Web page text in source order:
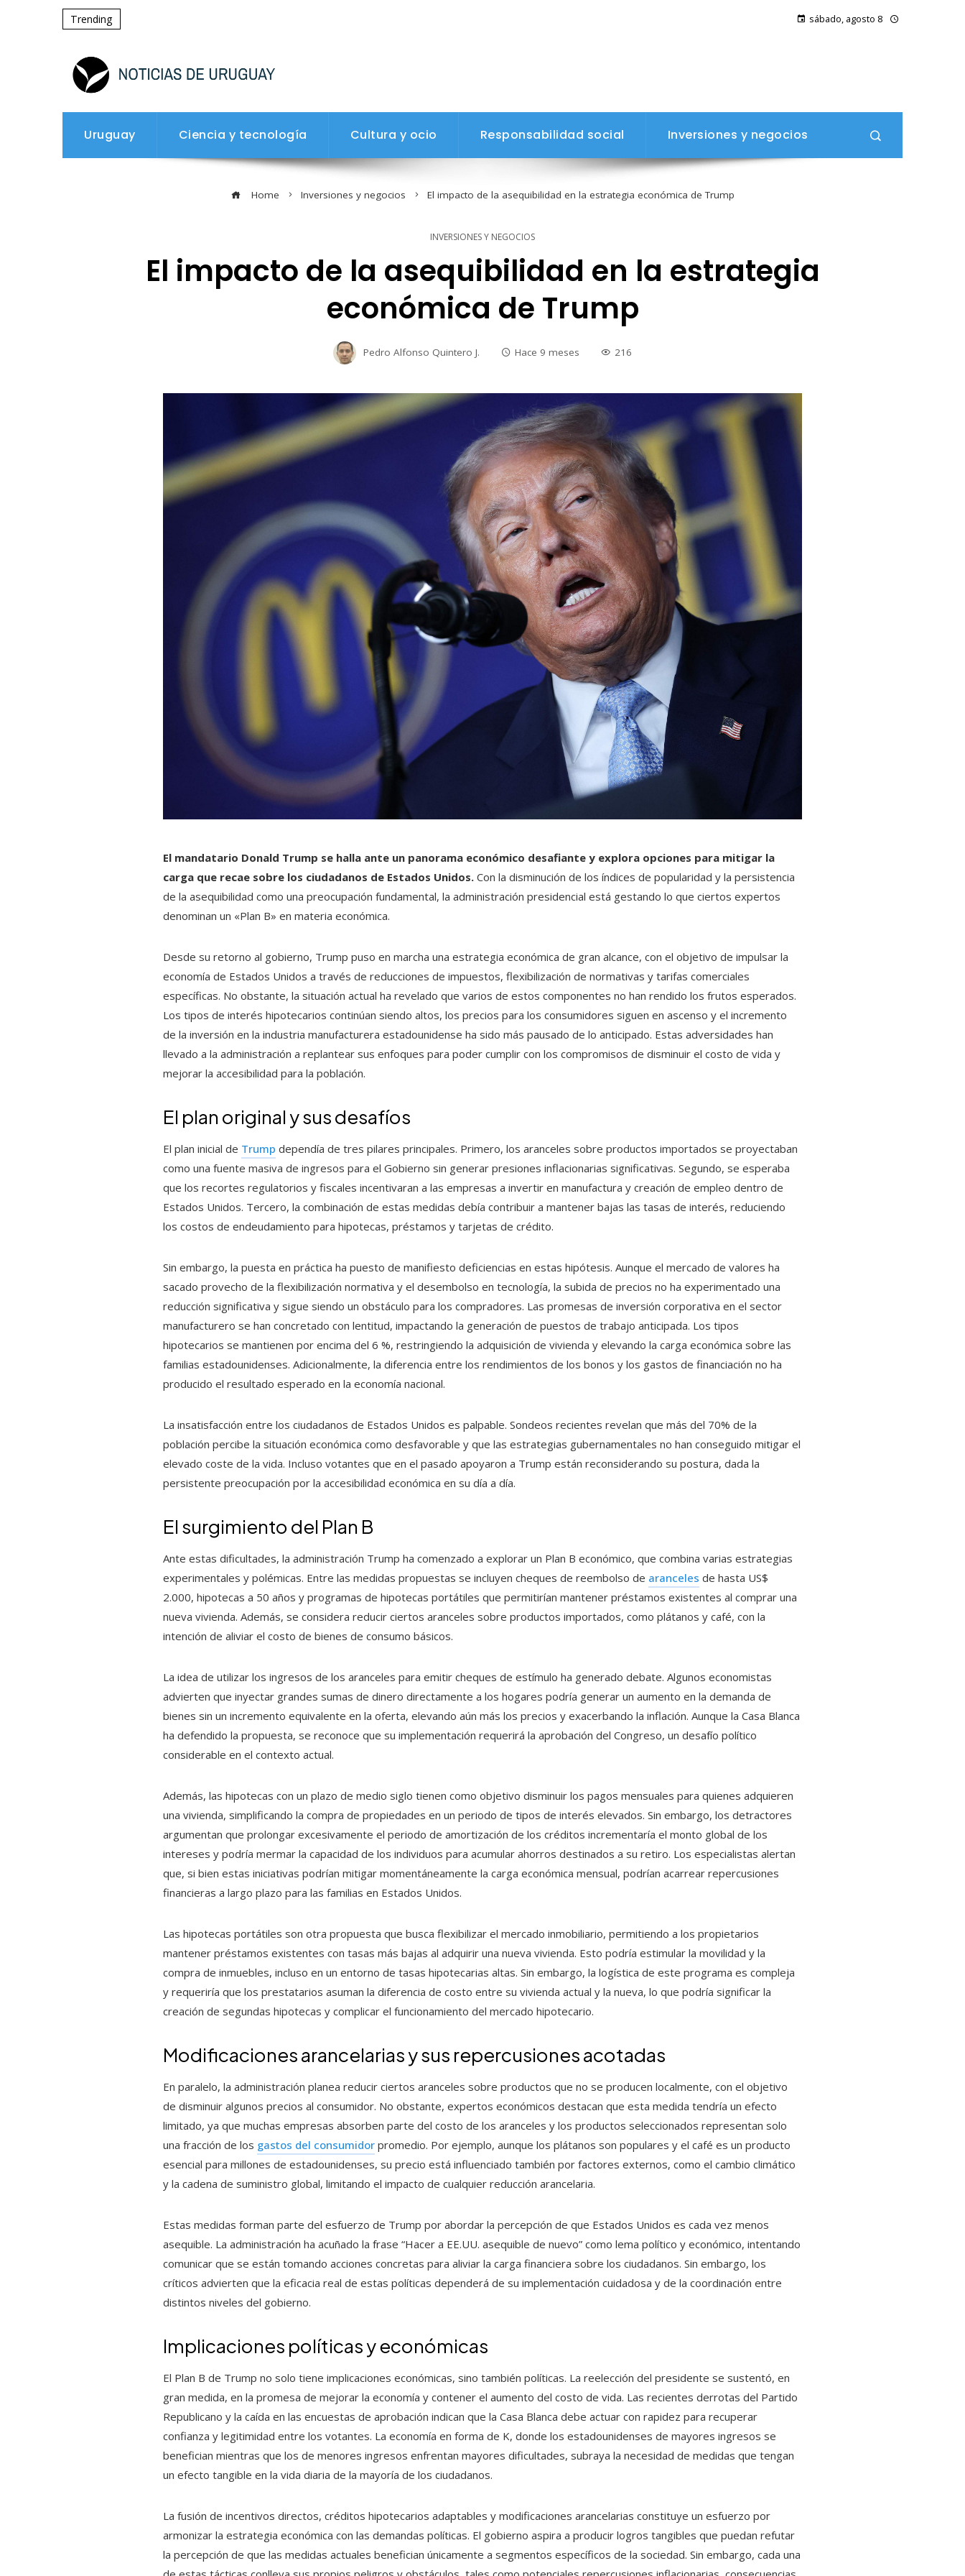
Trending sábado, agosto 8
Uruguay Ciencia y tecnología Cultura y ocio Responsabilidad social Inversiones y negocios
Home Inversiones y negocios El impacto de la asequibilidad en la estrategia económica de Trump
INVERSIONES Y NEGOCIOS
El impacto de la asequibilidad en la estrategia
económica de Trump
Pedro Alfonso Quintero J. Hace 9 meses 216
El mandatario Donald Trump se halla ante un panorama económico desafiante y explora opciones para mitigar la
carga que recae sobre los ciudadanos de Estados Unidos. Con la disminución de los índices de popularidad y la persistencia
de la asequibilidad como una preocupación fundamental, la administración presidencial está gestando lo que ciertos expertos
denominan un «Plan B» en materia económica.
Desde su retorno al gobierno, Trump puso en marcha una estrategia económica de gran alcance, con el objetivo de impulsar la
economía de Estados Unidos a través de reducciones de impuestos, flexibilización de normativas y tarifas comerciales
específicas. No obstante, la situación actual ha revelado que varios de estos componentes no han rendido los frutos esperados.
Los tipos de interés hipotecarios continúan siendo altos, los precios para los consumidores siguen en ascenso y el incremento
de la inversión en la industria manufacturera estadounidense ha sido más pausado de lo anticipado. Estas adversidades han
llevado a la administración a replantear sus enfoques para poder cumplir con los compromisos de disminuir el costo de vida y
mejorar la accesibilidad para la población.
El plan original y sus desafíos
El plan inicial de Trump dependía de tres pilares principales. Primero, los aranceles sobre productos importados se proyectaban
como una fuente masiva de ingresos para el Gobierno sin generar presiones inflacionarias significativas. Segundo, se esperaba
que los recortes regulatorios y fiscales incentivaran a las empresas a invertir en manufactura y creación de empleo dentro de
Estados Unidos. Tercero, la combinación de estas medidas debía contribuir a mantener bajas las tasas de interés, reduciendo
los costos de endeudamiento para hipotecas, préstamos y tarjetas de crédito.
Sin embargo, la puesta en práctica ha puesto de manifiesto deficiencias en estas hipótesis. Aunque el mercado de valores ha
sacado provecho de la flexibilización normativa y el desembolso en tecnología, la subida de precios no ha experimentado una
reducción significativa y sigue siendo un obstáculo para los compradores. Las promesas de inversión corporativa en el sector
manufacturero se han concretado con lentitud, impactando la generación de puestos de trabajo anticipada. Los tipos
hipotecarios se mantienen por encima del 6 %, restringiendo la adquisición de vivienda y elevando la carga económica sobre las
familias estadounidenses. Adicionalmente, la diferencia entre los rendimientos de los bonos y los gastos de financiación no ha
producido el resultado esperado en la economía nacional.
La insatisfacción entre los ciudadanos de Estados Unidos es palpable. Sondeos recientes revelan que más del 70% de la
población percibe la situación económica como desfavorable y que las estrategias gubernamentales no han conseguido mitigar el
elevado coste de la vida. Incluso votantes que en el pasado apoyaron a Trump están reconsiderando su postura, dada la
persistente preocupación por la accesibilidad económica en su día a día.
El surgimiento del Plan B
Ante estas dificultades, la administración Trump ha comenzado a explorar un Plan B económico, que combina varias estrategias
experimentales y polémicas. Entre las medidas propuestas se incluyen cheques de reembolso de aranceles de hasta US$
2.000, hipotecas a 50 años y programas de hipotecas portátiles que permitirían mantener préstamos existentes al comprar una
nueva vivienda. Además, se considera reducir ciertos aranceles sobre productos importados, como plátanos y café, con la
intención de aliviar el costo de bienes de consumo básicos.
La idea de utilizar los ingresos de los aranceles para emitir cheques de estímulo ha generado debate. Algunos economistas
advierten que inyectar grandes sumas de dinero directamente a los hogares podría generar un aumento en la demanda de
bienes sin un incremento equivalente en la oferta, elevando aún más los precios y exacerbando la inflación. Aunque la Casa Blanca
ha defendido la propuesta, se reconoce que su implementación requerirá la aprobación del Congreso, un desafío político
considerable en el contexto actual.
Además, las hipotecas con un plazo de medio siglo tienen como objetivo disminuir los pagos mensuales para quienes adquieren
una vivienda, simplificando la compra de propiedades en un periodo de tipos de interés elevados. Sin embargo, los detractores
argumentan que prolongar excesivamente el periodo de amortización de los créditos incrementaría el monto global de los
intereses y podría mermar la capacidad de los individuos para acumular ahorros destinados a su retiro. Los especialistas alertan
que, si bien estas iniciativas podrían mitigar momentáneamente la carga económica mensual, podrían acarrear repercusiones
financieras a largo plazo para las familias en Estados Unidos.
Las hipotecas portátiles son otra propuesta que busca flexibilizar el mercado inmobiliario, permitiendo a los propietarios
mantener préstamos existentes con tasas más bajas al adquirir una nueva vivienda. Esto podría estimular la movilidad y la
compra de inmuebles, incluso en un entorno de tasas hipotecarias altas. Sin embargo, la logística de este programa es compleja
y requeriría que los prestatarios asuman la diferencia de costo entre su vivienda actual y la nueva, lo que podría significar la
creación de segundas hipotecas y complicar el funcionamiento del mercado hipotecario.
Modificaciones arancelarias y sus repercusiones acotadas
En paralelo, la administración planea reducir ciertos aranceles sobre productos que no se producen localmente, con el objetivo
de disminuir algunos precios al consumidor. No obstante, expertos económicos destacan que esta medida tendría un efecto
limitado, ya que muchas empresas absorben parte del costo de los aranceles y los productos seleccionados representan solo
una fracción de los gastos del consumidor promedio. Por ejemplo, aunque los plátanos son populares y el café es un producto
esencial para millones de estadounidenses, su precio está influenciado también por factores externos, como el cambio climático
y la cadena de suministro global, limitando el impacto de cualquier reducción arancelaria.
Estas medidas forman parte del esfuerzo de Trump por abordar la percepción de que Estados Unidos es cada vez menos
asequible. La administración ha acuñado la frase “Hacer a EE.UU. asequible de nuevo” como lema político y económico, intentando
comunicar que se están tomando acciones concretas para aliviar la carga financiera sobre los ciudadanos. Sin embargo, los
críticos advierten que la eficacia real de estas políticas dependerá de su implementación cuidadosa y de la coordinación entre
distintos niveles del gobierno.
Implicaciones políticas y económicas
El Plan B de Trump no solo tiene implicaciones económicas, sino también políticas. La reelección del presidente se sustentó, en
gran medida, en la promesa de mejorar la economía y contener el aumento del costo de vida. Las recientes derrotas del Partido
Republicano y la caída en las encuestas de aprobación indican que la Casa Blanca debe actuar con rapidez para recuperar
confianza y legitimidad entre los votantes. La economía en forma de K, donde los estadounidenses de mayores ingresos se
benefician mientras que los de menores ingresos enfrentan mayores dificultades, subraya la necesidad de medidas que tengan
un efecto tangible en la vida diaria de la mayoría de los ciudadanos.
La fusión de incentivos directos, créditos hipotecarios adaptables y modificaciones arancelarias constituye un esfuerzo por
armonizar la estrategia económica con las demandas políticas. El gobierno aspira a producir logros tangibles que puedan refutar
la percepción de que las medidas actuales benefician únicamente a segmentos específicos de la sociedad. Sin embargo, cada una